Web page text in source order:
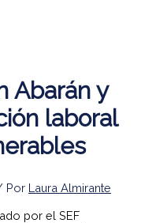
Abarán y
laboral
Por Laura Almirante
por el SEF